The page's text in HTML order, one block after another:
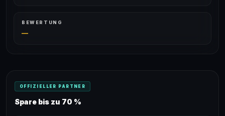
BEWERTUNG
—
OFFIZIELLER PARTNER
Spare bis zu 70 %